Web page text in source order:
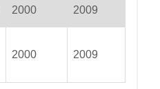
2000 2009
2000 2009